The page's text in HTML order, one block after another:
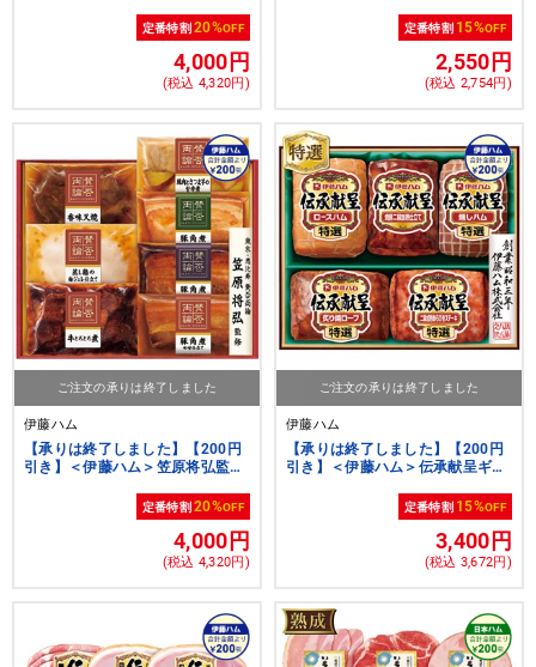
定番特割20%OFF
4,000円
(税込 4,320円)
ito2026s5】[ito_top][ito_bn]
定番特割 15%OFF
2,550円
(税込 2,754円)
ご注文の承りは終了しました
伊藤ハム
【承りは終了しました】【200円
引き】＜伊藤ハム＞笠原将弘監修
ポンコード：ito2026s3】
[ito_top][ito_left][ito_bn]
定番特割20%OFF
4,000円
(税込 4,320円)
ご注文の承りは終了しました
伊藤ハム
【承りは終了しました】【200円
引き】＜伊藤ハム＞伝承献呈ギフ
ito2026s4】[ito_top][ito_bn]
定番特割 15%OFF
3,400円
(税込 3,672円)